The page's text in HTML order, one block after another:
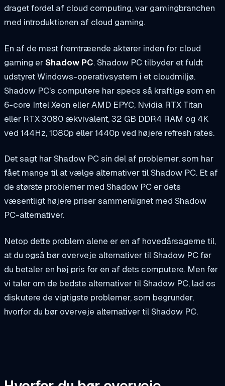
draget fordel af cloud computing, var gamingbranchen
med introduktionen af cloud gaming.
En af de mest fremtræende aktører inden for cloud
gaming erShadow PC. Shadow PC tilbyder et fuldt
udstyret Windows-operativsystem i et cloudmiljø.
Shadow PC's computere har specs så kraftige som en
6-core Intel Xeon eller AMD EPYC, Nvidia RTX Titan
eller RTX 3080 ækvivalent, 32 GB DDR4 RAM og 4K
ved 144Hz, 1080p eller 1440p ved højere refresh rates.
Det sagt har Shadow PC sin del af problemer, som har
fået mange til at vælge alternativer til Shadow PC. Et af
de største problemer med Shadow PC er dets
væsentligt højere priser sammenlignet med Shadow
PC-alternativer.
Netop dette problem alene er en af hovedårsagerne til,
at du også bør overveje alternativer til Shadow PC før
du betaler en høj pris for en af dets computere. Men før
vi taler om de bedste alternativer til Shadow PC, lad os
diskutere de vigtigste problemer, som begrunder,
hvorfor du bør overveje alternativer til Shadow PC.